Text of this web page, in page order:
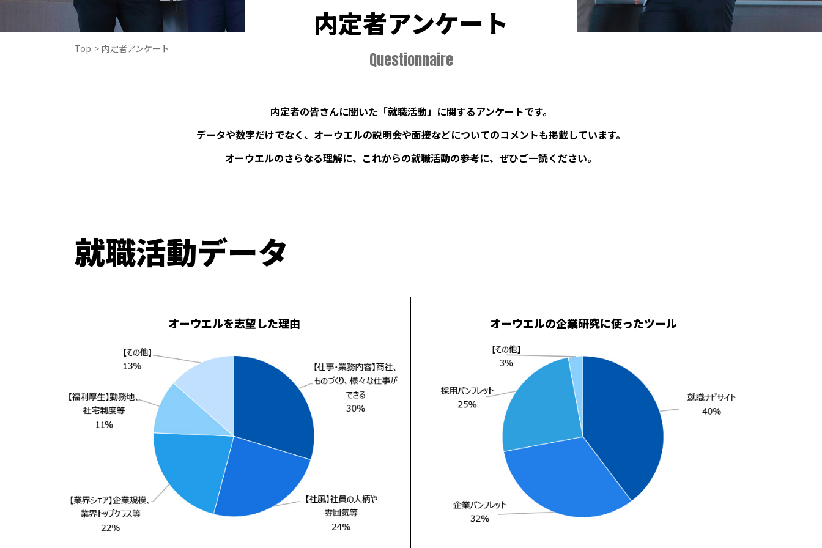
内定者アンケート
Questionnaire
Top > 内定者アンケート
内定者の皆さんに聞いた「就職活動」に関するアンケートです。
データや数字だけでなく、オーウエルの説明会や面接などについてのコメントも掲載しています。
オーウエルのさらなる理解に、これからの就職活動の参考に、ぜひご一読ください。
就職活動データ
オーウエルを志望した理由 オーウエルの企業研究に使ったツール